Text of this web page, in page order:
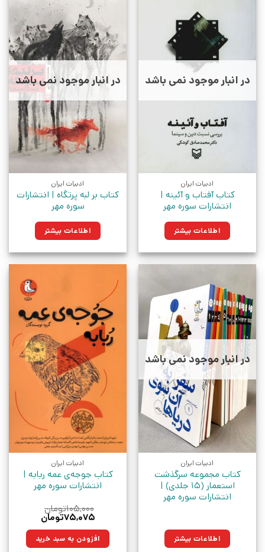
در انبار موجود نمی باشد
ادبیات ایران
کتاب آفتاب و آئینه |
انتشارات سوره مهر
اطلاعات بیشتر
در انبار موجود نمی باشد
ادبیات ایران
کتاب بر لبه پرتگاه | انتشارات
سوره مهر
اطلاعات بیشتر
در انبار موجود نمی باشد
ادبیات ایران
کتاب مجموعه سرگذشت
استعمار (15 جلدی) |
انتشارات سوره مهر
اطلاعات بیشتر
ادبیات ایران
کتاب جوجه‌ی عمه ربابه |
انتشارات سوره مهر
۱۰۵,۰۰۰تومان
قیمت
۱۰۵,۰۰۰تومان
بود.
۷۵,۰۷۵تومان
۷۵,۰۷۵تومان.افزودن به سبد خرید